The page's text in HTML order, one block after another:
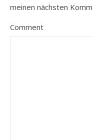
meinen nächsten
Comment